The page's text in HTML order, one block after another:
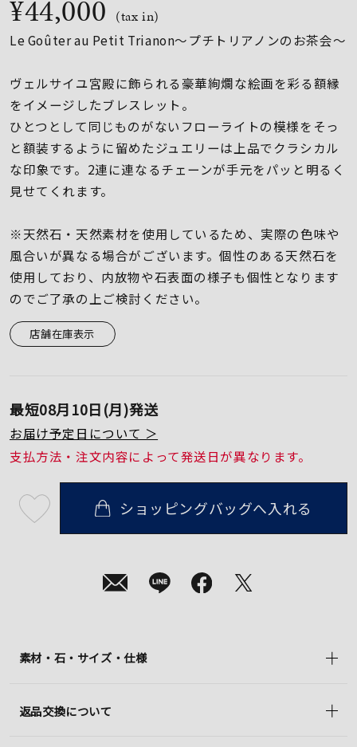
ファッションテイス
ト
コレクション
レディース
リングサイズ
メンズ
リングサイズ
価格
¥44,000 (tax in)
Le Goûter au Petit Trianon～プチトリアノンのお茶会～
ヴェルサイユ宮殿に飾られる豪華絢爛な絵画を彩る額縁
をイメージしたブレスレット。
ひとつとして同じものがないフローライトの模様をそっ
と額装するように留めたジュエリーは上品でクラシカル
な印象です。2連に連なるチェーンが手元をパッと明るく
見せてくれます。
※天然石・天然素材を使用しているため、実際の色味や
風合いが異なる場合がございます。個性のある天然石を
使用しており、内放物や石表面の様子も個性となります
のでご了承の上ご検討ください。
店舗在庫表示
最短08月10日(月)発送
お届け予定日について ＞
支払方法・注文内容によって発送日が異なります。
08
ショッピングバッグへ入れる
素材・石・サイズ・仕様
返品交換について